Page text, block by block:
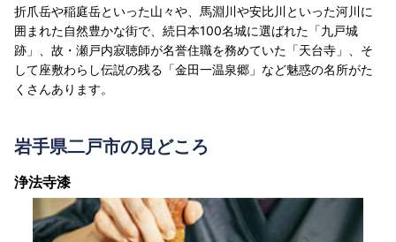
折爪岳や稲庭岳といった山々や、馬淵川や安比川といった河川に
囲まれた自然豊かな街で、続日本100名城に選ばれた「九戸城
跡」、故・瀬戸内寂聴師が名誉住職を務めていた「天台寺」、そ
して座敷わらし伝説の残る「金田一温泉郷」など魅惑の名所がた
くさんあります。
岩手県二戸市の見どころ
浄法寺漆